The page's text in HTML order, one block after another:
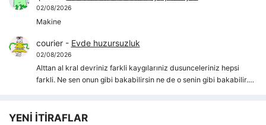
02/08/2026
Makine
courier- Evde huzursuzluk
02/08/2026
Alttan al kral devriniz farkli kaygılarıniz dusunceleriniz hepsi
farkli. Ne sen onun gibi bakabilirsin ne de o senin gibi bakabilir.…
YENİ İTİRAFLAR